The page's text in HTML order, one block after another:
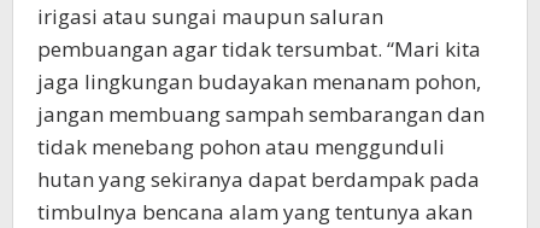
irigasi atau sungai maupun saluran
pembuangan agar tidak tersumbat. “Mari kita
jaga lingkungan budayakan menanam pohon,
jangan membuang sampah sembarangan dan
tidak menebang pohon atau menggunduli
hutan yang sekiranya dapat berdampak pada
timbulnya bencana alam yang tentunya akan